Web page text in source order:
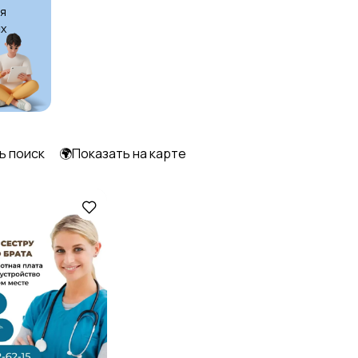
Управление
персоналом
поиск 🌍Показать на карте